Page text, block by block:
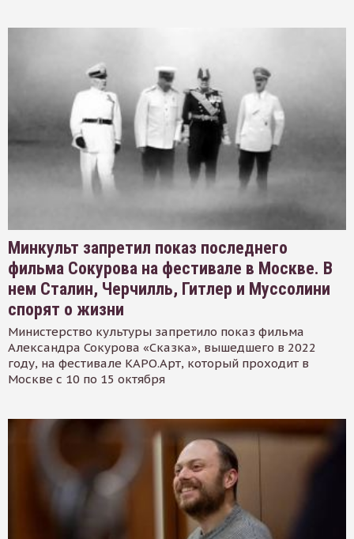
Минкульт запретил показ последнего
фильма Сокурова на фестивале в Москве. В
нем Сталин, Черчилль, Гитлер и Муссолини
спорят о жизни
Министерство культуры запретило показ фильма
Александра Сокурова «Сказка», вышедшего в 2022
году, на фестивале КАРО.Арт, который проходит в
Москве с 10 по 15 октября